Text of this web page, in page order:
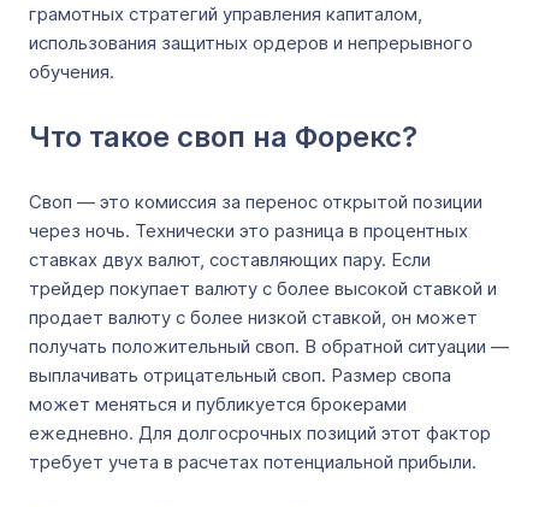
грамотных стратегий управления капиталом,
использования защитных ордеров и непрерывного
обучения.
Что такое своп на Форекс?
Своп — это комиссия за перенос открытой позиции
через ночь. Технически это разница в процентных
ставках двух валют, составляющих пару. Если
трейдер покупает валюту с более высокой ставкой и
продает валюту с более низкой ставкой, он может
получать положительный своп. В обратной ситуации —
выплачивать отрицательный своп. Размер свопа
может меняться и публикуется брокерами
ежедневно. Для долгосрочных позиций этот фактор
требует учета в расчетах потенциальной прибыли.